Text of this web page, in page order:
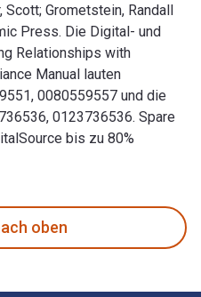
Scott; Grometstein, Randall
Press. Die Digital- und
Relationships with
Manual lauten
0080559557 und die
0123736536. Spare
bis zu 80%
oben